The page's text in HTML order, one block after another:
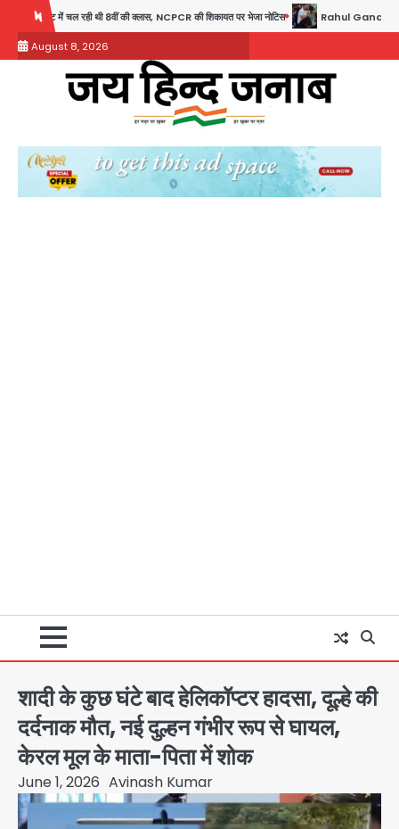
content
NCPCR की शिकायत पर भेजा नोटिस Rahul Gandhi Prayagraj Visit: राहुल गांधी
August 8, 2026
शादी के कुछ घंटे बाद हेलिकॉप्टर हादसा, दूल्हे की
दर्दनाक मौत, नई दुल्हन गंभीर रूप से घायल,
केरल मूल के माता-पिता में शोक
June 1, 2026 Avinash Kumar